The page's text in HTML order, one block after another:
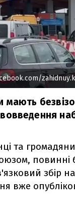
мають
та
повинні
збір
вже